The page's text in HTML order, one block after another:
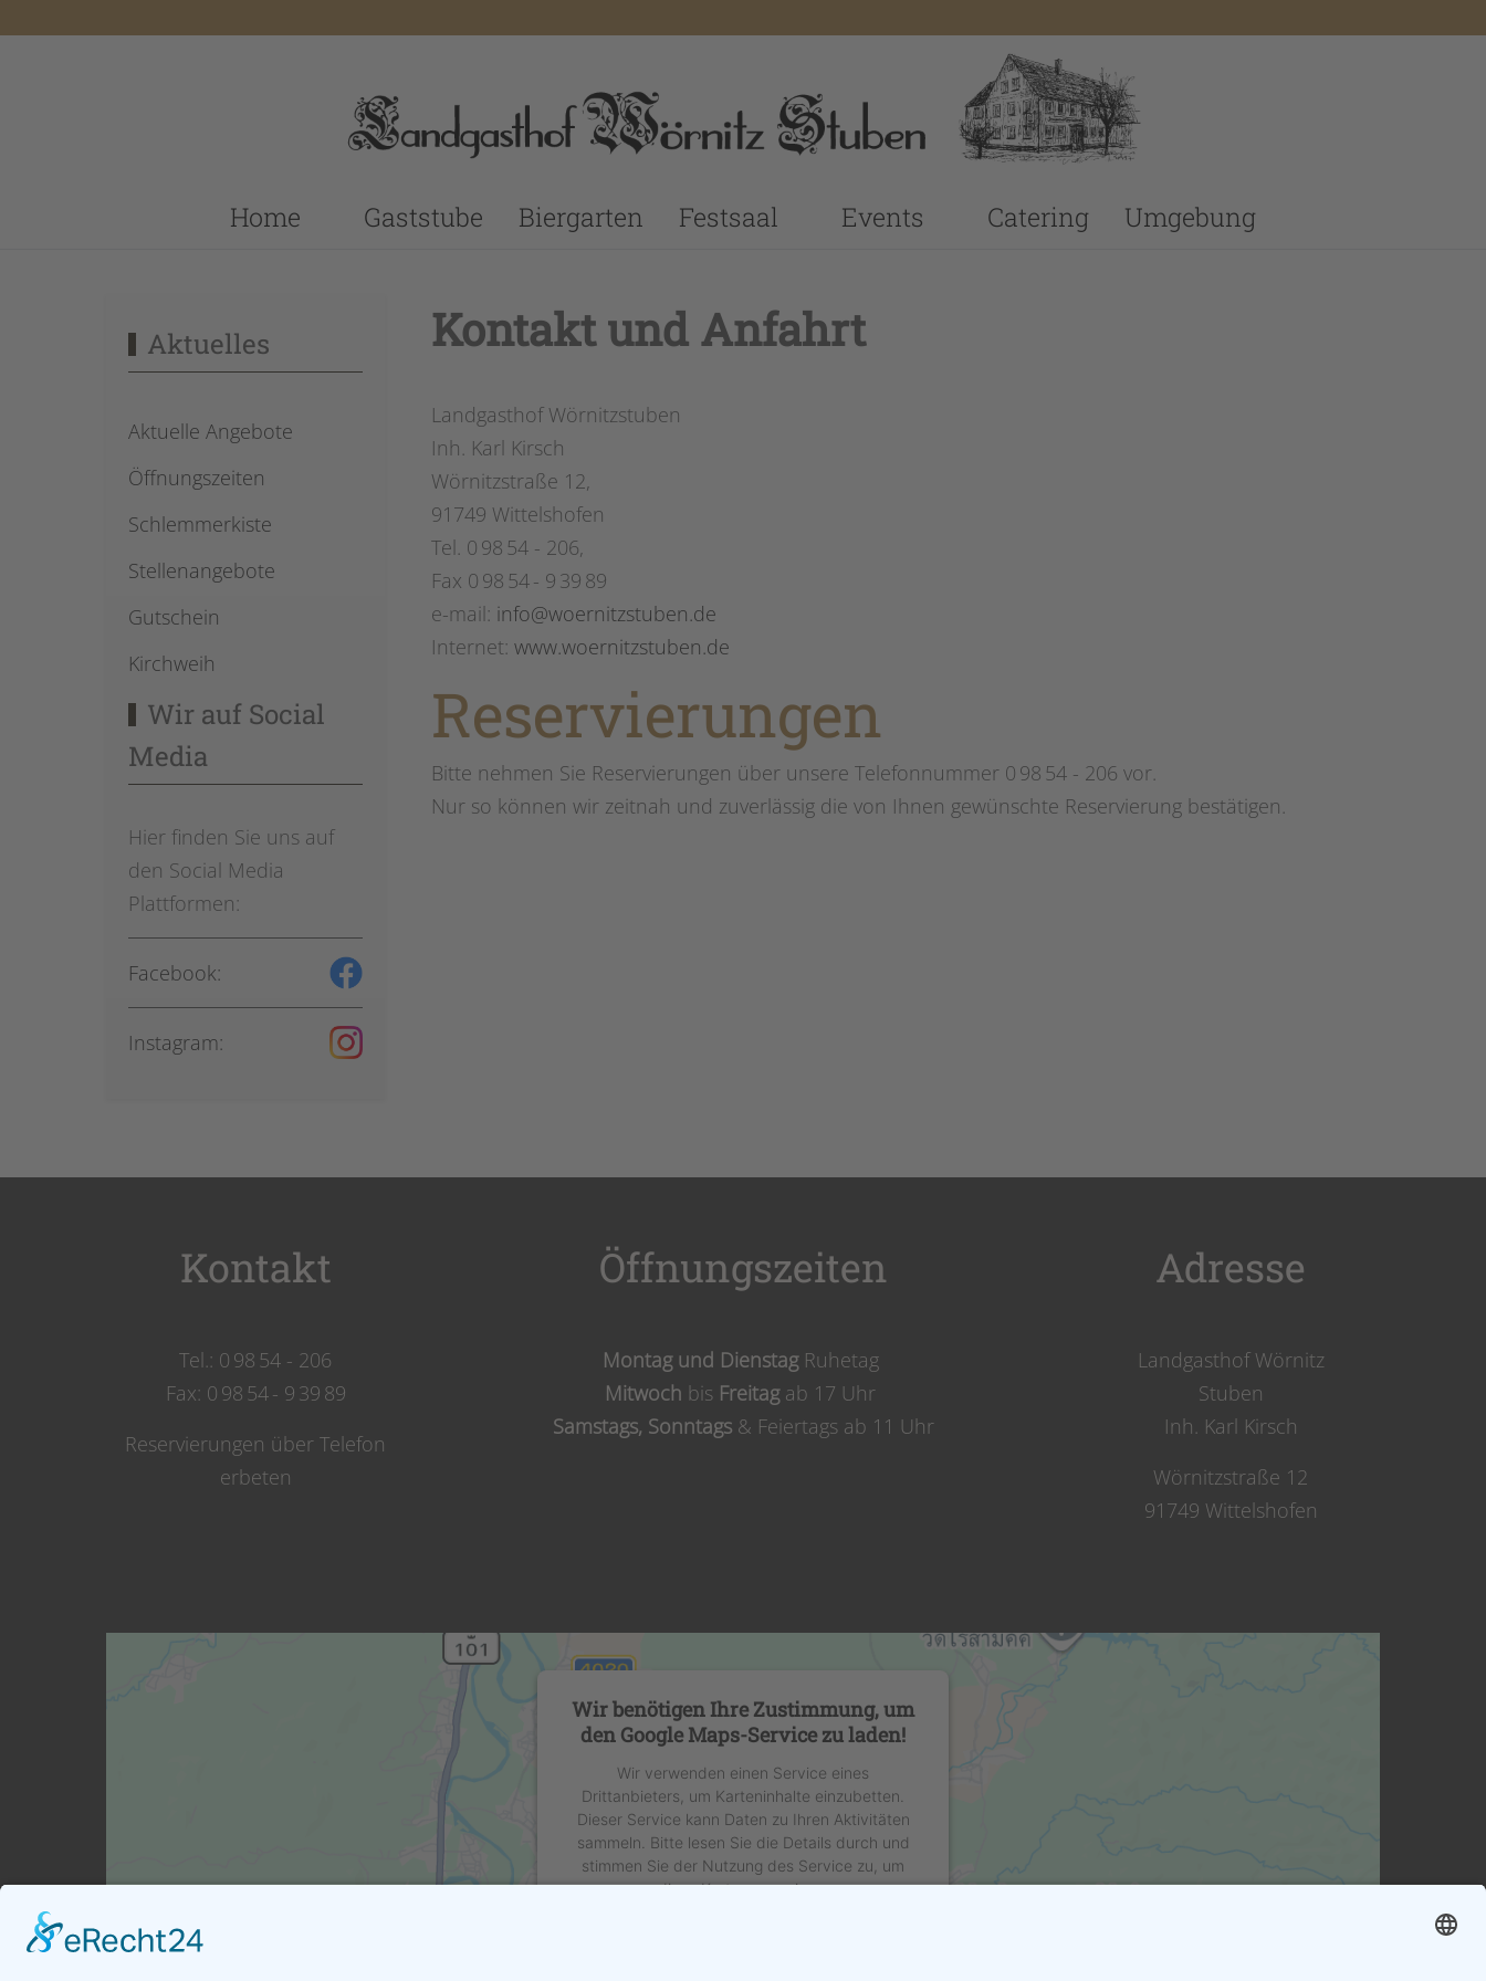
Home Gaststube Biergarten Festsaal Events Catering Umgebung
Aktuelles
Aktuelle Angebote
Öffnungszeiten
Schlemmerkiste
Stellenangebote
Gutschein
Kirchweih
Wir auf Social
Media
Hier finden Sie uns auf
den Social Media
Plattformen:
Facebook:
Instagram:
Kontakt und Anfahrt
Landgasthof Wörnitzstuben
Inh. Karl Kirsch
Wörnitzstraße 12,
91749 Wittelshofen
Tel. 0 98 54 - 206,
Fax 0 98 54 - 9 39 89
e-mail: info@woernitzstuben.de
Internet: www.woernitzstuben.de
Reservierungen
Bitte nehmen Sie Reservierungen über unsere Telefonnummer 0 98 54 - 206 vor.
Nur so können wir zeitnah und zuverlässig die von Ihnen gewünschte Reservierung bestätigen.
Kontakt
Tel.: 0 98 54 - 206
Fax: 0 98 54 - 9 39 89
Reservierungen über Telefon
erbeten
Öffnungszeiten
Montag und DienstagRuhetag
Mitwoch bis Freitagab 17 Uhr
Samstags, Sonntags& Feiertags ab 11 Uhr
Adresse
Landgasthof Wörnitz
Stuben
Inh. Karl Kirsch
Wörnitzstraße 12
91749 Wittelshofen
Wir benötigen Ihre Zustimmung, um
den Google Maps-Service zu laden!
Wir verwenden einen Service eines
Drittanbieters, um Karteninhalte einzubetten.
Dieser Service kann Daten zu Ihren Aktivitäten
sammeln. Bitte lesen Sie die Details durch und
stimmen Sie der Nutzung des Service zu, um
diese Karte anzuzeigen.